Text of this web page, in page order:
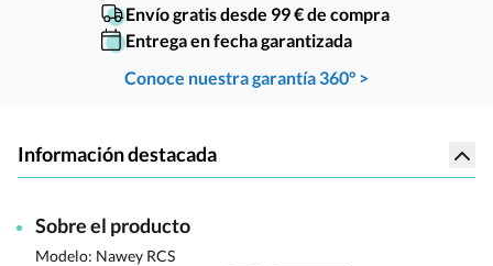
Envío gratis desde 99 € de compra
Entrega en fecha garantizada
Conoce nuestra garantía 360° >
Información destacada
Sobre el producto
Modelo: Nawey RCS